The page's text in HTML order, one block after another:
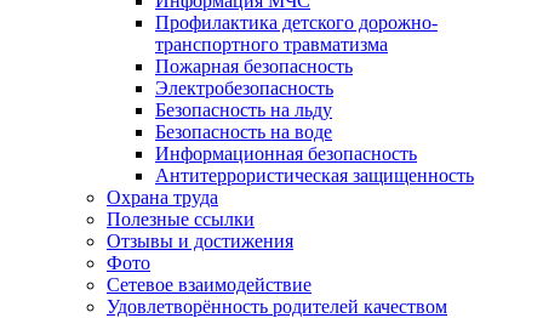
Профилактика детского дорожно-
транспортного травматизма
Пожарная безопасность
Электробезопасность
Безопасность на льду
Безопасность на воде
Информационная безопасность
Антитеррористическая защищенность
Охрана труда
Полезные ссылки
Отзывы и достижения
Фото
Сетевое взаимодействие
Удовлетворённость родителей качеством